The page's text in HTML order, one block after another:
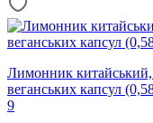
Лимонник китайський,
веганських капсул
9